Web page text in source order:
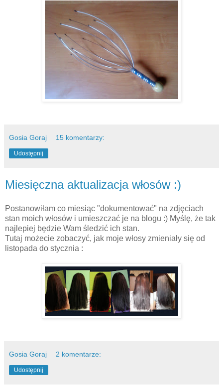
Gosia Goraj 15 komentarzy:
Udostępnij
Miesięczna aktualizacja włosów :)
Postanowiłam co miesiąc "dokumentować" na zdjęciach
stan moich włosów i umieszczać je na blogu :) Myślę, że tak
najlepiej będzie Wam śledzić ich stan.
Tutaj możecie zobaczyć, jak moje włosy zmieniały się od
listopada do stycznia :
Gosia Goraj 2 komentarze:
Udostępnij